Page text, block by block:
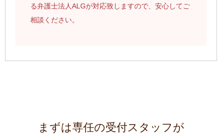
る弁護士法人ALGが対応致しますので、安心してご
相談ください。
まずは専任の受付スタッフが